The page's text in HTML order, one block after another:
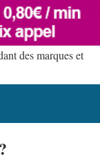
des marques et